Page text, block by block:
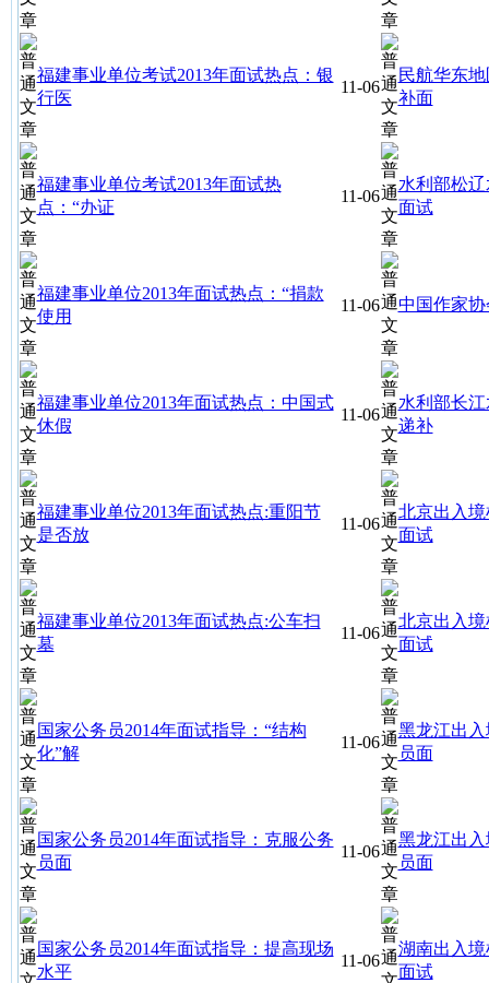
福建事业单位考试2013年面试热点：银
行医
11-06
福建事业单位考试2013年面试热
点：“办证
11-06
福建事业单位2013年面试热点：“捐款
使用
11-06
福建事业单位2013年面试热点：中国式
休假
11-06
福建事业单位2013年面试热点:重阳节
是否放
11-06
福建事业单位2013年面试热点:公车扫
墓
11-06
国家公务员2014年面试指导：“结构
化”解
11-06
国家公务员2014年面试指导：克服公务
员面
11-06
国家公务员2014年面试指导：提高现场
水平
11-06
民航华东
补面
水利部松
面试
中国作家协
水利部长
递补
北京出入
面试
北京出入
面试
黑龙江出
员面
黑龙江出
员面
湖南出入
面试